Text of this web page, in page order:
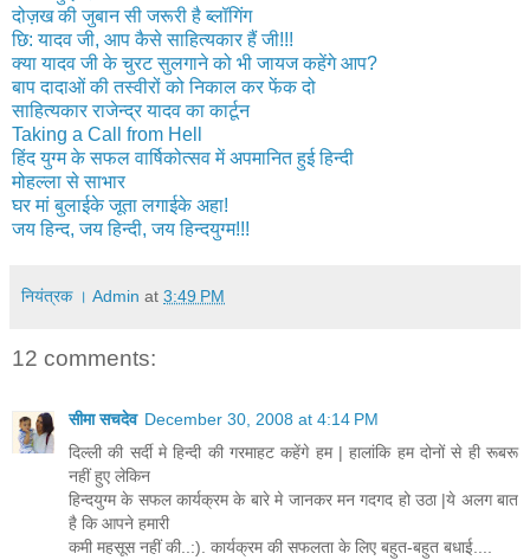
दोज़ख की जुबान सी जरूरी है ब्‍लॉगिंग
छि: यादव जी, आप कैसे साहित्‍यकार हैं जी!!!
क्या यादव जी के चुरट सुलगाने को भी जायज कहेंगे आप?
बाप दादाओं की तस्वीरों को निकाल कर फेंक दो
साहित्यकार राजेन्द्र यादव का कार्टून
Taking a Call from Hell
हिंद युग्म के सफल वार्षिकोत्सव में अपमानित हुई हिन्दी
मोहल्ला से साभार
घर मां बुलाईके जूता लगाईके अहा!
जय हिन्द, जय हिन्दी, जय हिन्दयुग्म!!!
नियंत्रक । Admin at 3:49 PM
12 comments:
सीमा सचदेव December 30, 2008 at 4:14 PM
दिल्ली की सर्दी मे हिन्दी की गरमाहट कहेंगे हम | हालांकि हम दोनों से ही रूबरू
नहीं हुए लेकिन
हिन्दयुग्म के सफल कार्यक्रम के बारे मे जानकर मन गदगद हो उठा |ये अलग बात
है कि आपने हमारी
कमी महसूस नहीं की..:). कार्यक्रम की सफलता के लिए बहुत-बहुत बधाई....